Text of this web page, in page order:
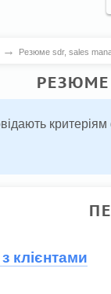
→ Резюме sdr, sales
РЕЗЮМЕ
клієнтами